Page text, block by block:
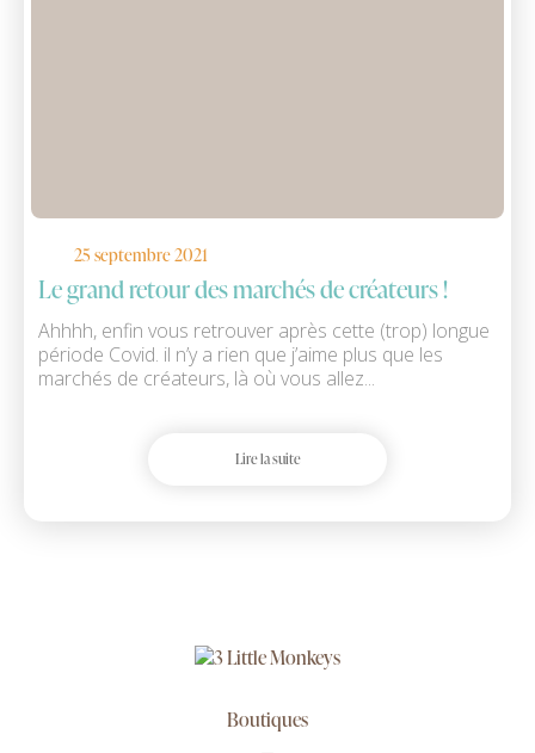
25 septembre 2021
Le grand retour des marchés de créateurs !
Ahhhh, enfin vous retrouver après cette (trop) longue
période Covid. il n’y a rien que j’aime plus que les
marchés de créateurs, là où vous allez...
Lire la suite
Boutiques